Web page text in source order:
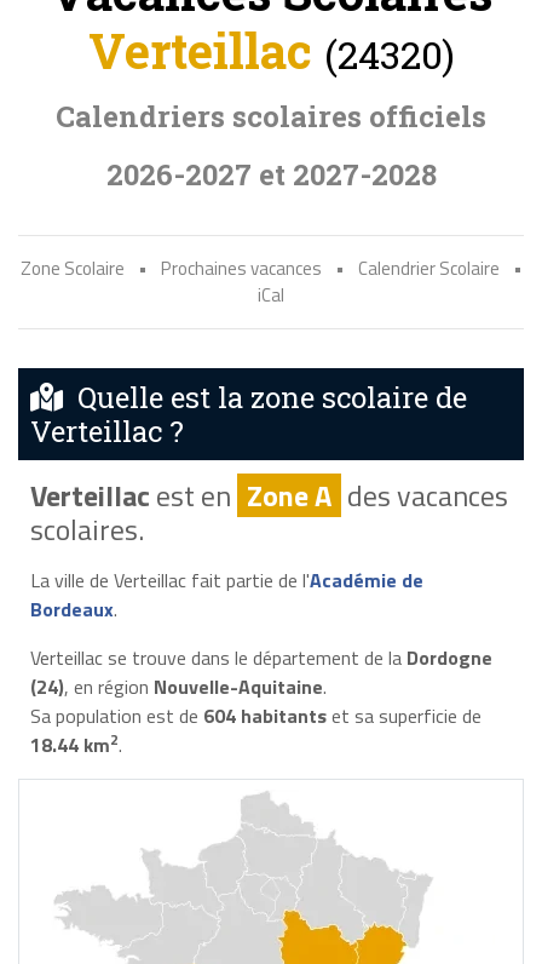
Verteillac (24320)
Calendriers scolaires officiels
2026-2027 et 2027-2028
Zone Scolaire • Prochaines vacances • Calendrier Scolaire
•
iCal
Quelle est la zone scolaire de
Verteillac ?
Verteillacest en Zone A des vacances
scolaires.
La ville de Verteillac fait partie de l'Académie de
Bordeaux.
Verteillac se trouve dans le département de la Dordogne
(24), en région Nouvelle-Aquitaine.
Sa population est de 604 habitantset sa superficie de
18.44 km2.